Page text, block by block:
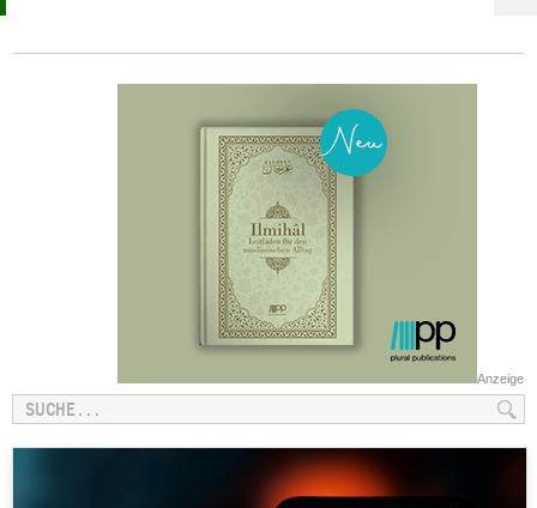
Anzeige